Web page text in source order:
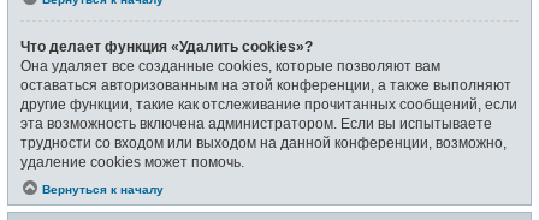
Что делает функция «Удалить cookies»?
Она удаляет все созданные cookies, которые позволяют вам
оставаться авторизованным на этой конференции, а также выполняют
другие функции, такие как отслеживание прочитанных сообщений, если
эта возможность включена администратором. Если вы испытываете
трудности со входом или выходом на данной конференции, возможно,
удаление cookies может помочь.
Вернуться к началу